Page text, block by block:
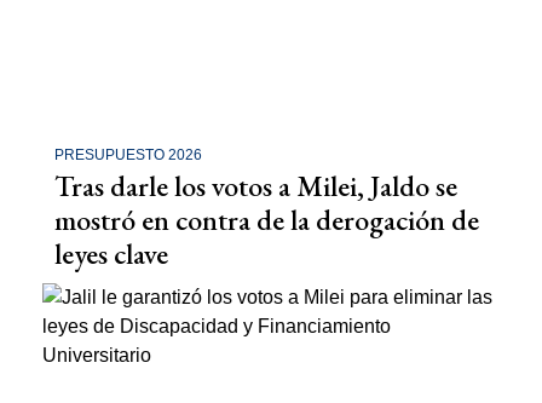
PRESUPUESTO 2026
Tras darle los votos a Milei, Jaldo se
mostró en contra de la derogación de
leyes clave